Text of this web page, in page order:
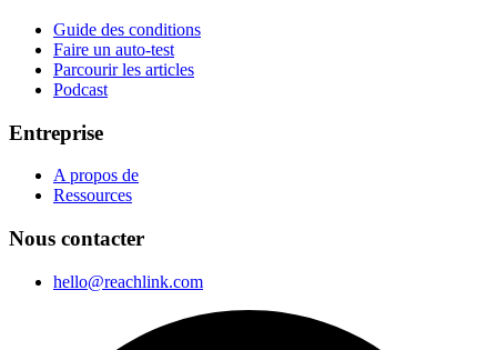
Guide des conditions
Faire un auto-test
Parcourir les articles
Podcast
Entreprise
A propos de
Ressources
Nous contacter
hello@reachlink.com